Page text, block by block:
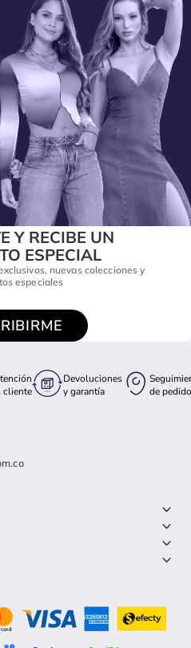
Y RECIBE UN
ESPECIAL
nuevas colecciones y
especiales
cliente
Devoluciones
y garantía
de pedido